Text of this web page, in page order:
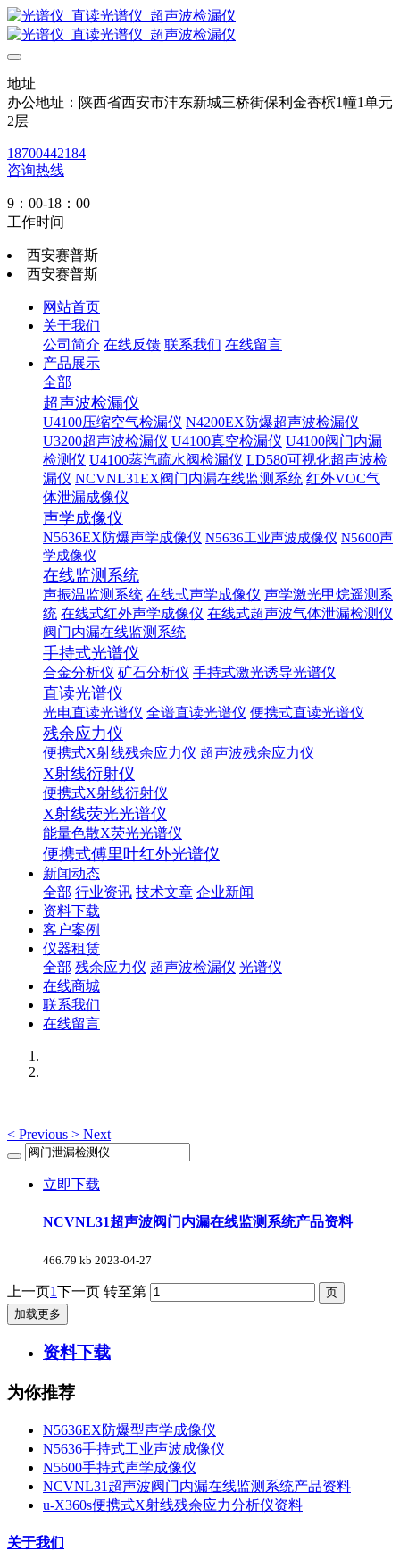
地址
办公地址：陕西省西安市沣东新城三桥街保利金香槟1幢1单元
2层
18700442184
咨询热线
9：00-18：00
工作时间
西安赛普斯
西安赛普斯
网站首页
关于我们
公司简介 在线反馈 联系我们 在线留言
产品展示
全部
超声波检漏仪
U4100压缩空气检漏仪 N4200EX防爆超声波检漏仪
U3200超声波检漏仪 U4100真空检漏仪 U4100阀门内漏
检测仪 U4100蒸汽疏水阀检漏仪 LD580可视化超声波检
漏仪 NCVNL31EX阀门内漏在线监测系统 红外VOC气
体泄漏成像仪
声学成像仪
N5636EX防爆声学成像仪 N5636工业声波成像仪 N5600声
学成像仪
在线监测系统
声振温监测系统 在线式声学成像仪 声学激光甲烷遥测系
统 在线式红外声学成像仪 在线式超声波气体泄漏检测仪
阀门内漏在线监测系统
手持式光谱仪
合金分析仪 矿石分析仪 手持式激光诱导光谱仪
直读光谱仪
光电直读光谱仪 全谱直读光谱仪 便携式直读光谱仪
残余应力仪
便携式X射线残余应力仪 超声波残余应力仪
X射线衍射仪
便携式X射线衍射仪
X射线荧光光谱仪
能量色散X荧光光谱仪
便携式傅里叶红外光谱仪
新闻动态
全部 行业资讯 技术文章 企业新闻
资料下载
客户案例
仪器租赁
全部 残余应力仪 超声波检漏仪 光谱仪
在线商城
联系我们
在线留言
< Previous > Next
立即下载
NCVNL31超声波阀门内漏在线监测系统产品资料
466.79 kb 2023-04-27
上一页1下一页 转至第
加载更多
资料下载
为你推荐
N5636EX防爆型声学成像仪
N5636手持式工业声波成像仪
N5600手持式声学成像仪
NCVNL31超声波阀门内漏在线监测系统产品资料
u-X360s便携式X射线残余应力分析仪资料
关于我们